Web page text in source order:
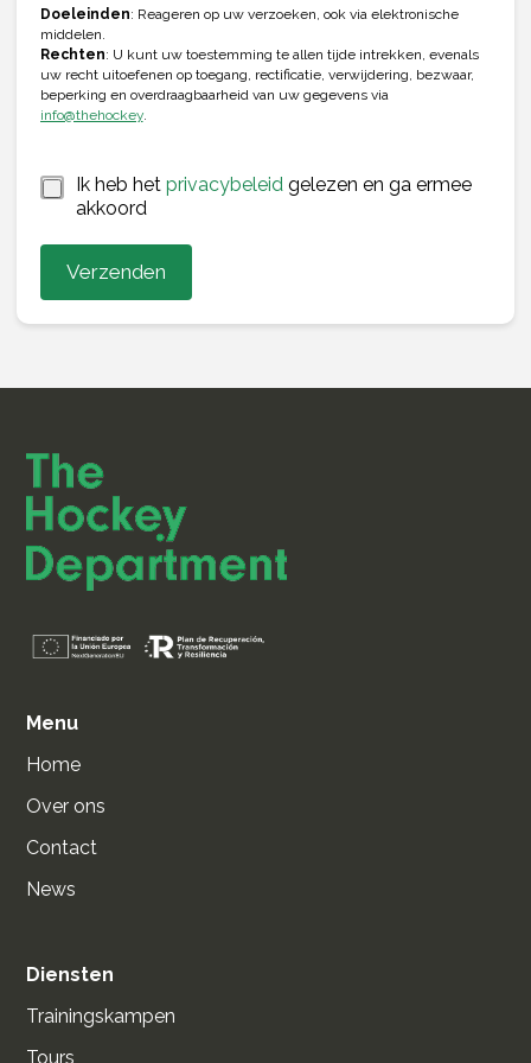
1
*
*
O
n
d
e
e
Doeleinden: Reageren op uw verzoeken, ook via elektronische
middelen.
Rechten: U kunt uw toestemming te allen tijde intrekken, evenals
uw recht uitoefenen op toegang, rectificatie, verwijdering, bezwaar,
beperking en overdraagbaarheid van uw gegevens via
info@thehockey.
* Ik heb het privacybeleidgelezen en ga ermee
akkoord
Verzenden
Menu
Home
Over ons
Contact
News
Diensten
Trainingskampen
Tours